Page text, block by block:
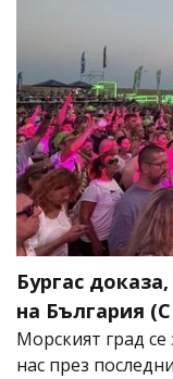
Бургас
на България
Морският град
нас през